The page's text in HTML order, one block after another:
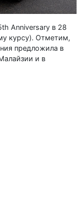
Anniversary в 28
курсу). Отметим,
предложила в
и в